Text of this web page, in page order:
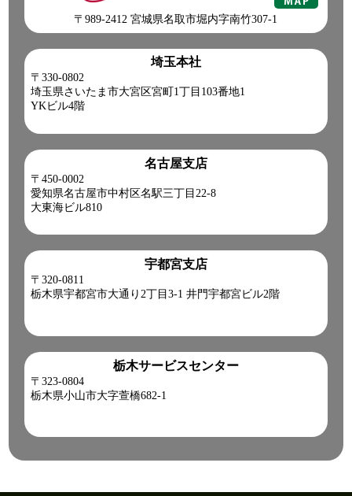
現場で活躍間違いナシな
【商品番号:14155】クレーン付 平ボディ H12 ダイナ タダノ
製 4段ブーム フックイン 差し違いアウトリガー
☎0120-93-8833 営業担当:眞籠
2026-07-21
猛暑日の現場は、いつも以上に安全第一。水分・塩分補給と
こまめな休憩を心掛け、無理をせず一日を乗り切りましょう!
皆さま、ご安全に。
【本日ご紹介車両】
H30 デュトロ クレーン付ハイジャッキセルフ!
0120-98-1457 営業担当:阿部
湿った空気の影響を受けて蒸し暑いです。
●本日ご紹介車両●
【商品番号:14488】クレーン付 平ボディ H15 コンドル 4段ブ
ーム ラジコン(無線) フックイン 差し違い&リアジャッキ
☎0120-93-8833 営業担当:鎌田
〒989-2412 宮城県名取市堀内字南竹307-1
埼玉本社
〒330-0802
埼玉県さいたま市大宮区宮町1丁目103番地1
YKビル4階
名古屋支店
〒450-0002
愛知県名古屋市中村区名駅三丁目22-8
大東海ビル810
宇都宮支店
〒320-0811
栃木県宇都宮市大通り2丁目3-1 井門宇都宮ビル2階
栃木サービスセンター
〒323-0804
栃木県小山市大字萱橋682-1